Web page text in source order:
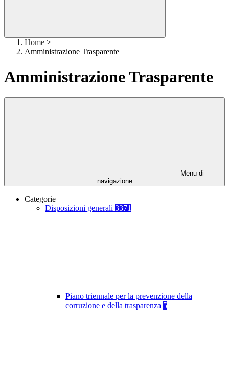
Home >
Amministrazione Trasparente
Amministrazione Trasparente
Menu di
navigazione
Categorie
Disposizioni generali 3371
Piano triennale per la prevenzione della
corruzione e della trasparenza 5